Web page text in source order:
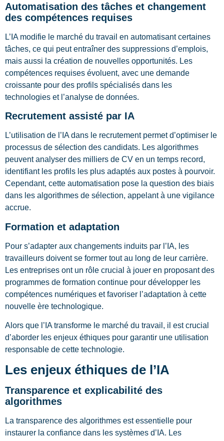
Automatisation des tâches et changement
des compétences requises
L’IA modifie le marché du travail en automatisant certaines
tâches, ce qui peut entraîner des suppressions d’emplois,
mais aussi la création de nouvelles opportunités. Les
compétences requises évoluent, avec une demande
croissante pour des profils spécialisés dans les
technologies et l’analyse de données.
Recrutement assisté par IA
L’utilisation de l’IA dans le recrutement permet d’optimiser le
processus de sélection des candidats. Les algorithmes
peuvent analyser des milliers de CV en un temps record,
identifiant les profils les plus adaptés aux postes à pourvoir.
Cependant, cette automatisation pose la question des biais
dans les algorithmes de sélection, appelant à une vigilance
accrue.
Formation et adaptation
Pour s’adapter aux changements induits par l’IA, les
travailleurs doivent se former tout au long de leur carrière.
Les entreprises ont un rôle crucial à jouer en proposant des
programmes de formation continue pour développer les
compétences numériques et favoriser l’adaptation à cette
nouvelle ère technologique.
Alors que l’IA transforme le marché du travail, il est crucial
d’aborder les enjeux éthiques pour garantir une utilisation
responsable de cette technologie.
Les enjeux éthiques de l’IA
Transparence et explicabilité des
algorithmes
La transparence des algorithmes est essentielle pour
instaurer la confiance dans les systèmes d’IA. Les